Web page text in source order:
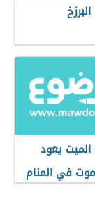
يعود
في المنام